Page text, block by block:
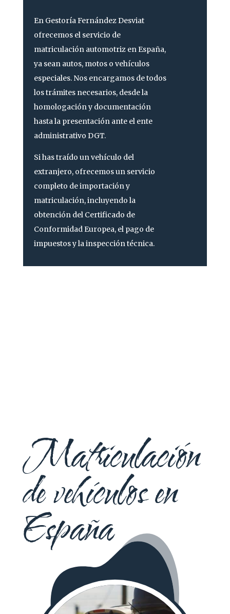
En Gestoría Fernández Desviat
ofrecemos el servicio de
matriculación automotriz en España,
ya sean autos, motos o vehículos
especiales. Nos encargamos de todos
los trámites necesarios, desde la
homologación y documentación
hasta la presentación ante el ente
administrativo DGT.
Si has traído un vehículo del
extranjero, ofrecemos un servicio
completo de importación y
matriculación, incluyendo la
obtención del Certificado de
Conformidad Europea, el pago de
impuestos y la inspección técnica.
Matriculación
de vehículos en
España